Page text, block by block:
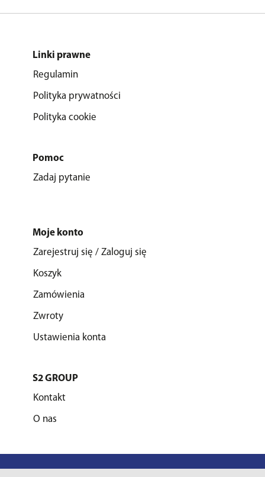
Linki prawne
Regulamin
Polityka prywatności
Polityka cookie
Pomoc
Zadaj pytanie
Moje konto
Zarejestruj się / Zaloguj się
Koszyk
Zamówienia
Zwroty
Ustawienia konta
S2 GROUP
Kontakt
O nas